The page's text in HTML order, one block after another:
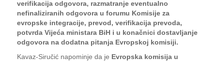
verifikacija odgovora, razmatranje eventualno
nefinaliziranih odgovora u forumu Komisije za
evropske integracije, prevod, verifikacija prevoda,
potvrda Vijeća ministara BiH i u konačnici dostavljanje
odgovora na dodatna pitanja Evropskoj komisiji.
Kavaz-Siručić napominje da je Evropska komisija u